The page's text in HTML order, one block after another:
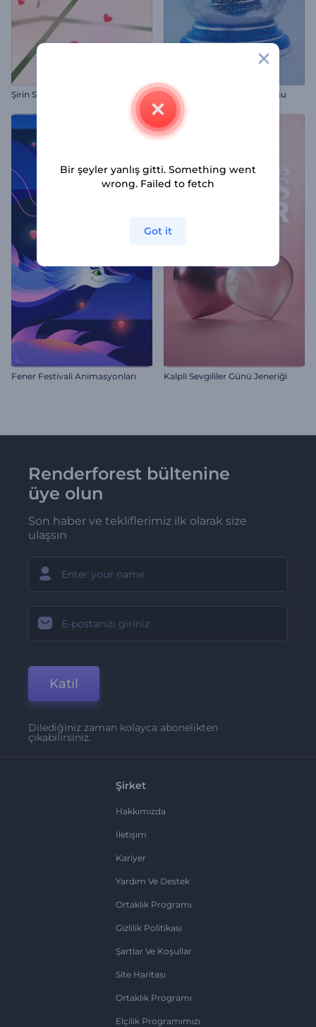
Şirin Sevgililer Günü Giriş Videosu Noel Kar Küresi Giriş Videosu
Fener Festivali Animasyonları Kalpli Sevgililer Günü Jeneriği
Renderforest bültenine
üye olun
Son haber ve tekliflerimiz ilk olarak size
ulaşsın
Katıl
Dilediğiniz zaman kolayca abonelikten
çıkabilirsiniz.
Şirket
Hakkımızda
İletişim
Kariyer
Yardım Ve Destek
Ortaklık Programı
Gizlilik Politikası
Şartlar Ve Koşullar
Site Haritası
Ortaklık Programı
Elçilik Programımızı
Bir şeyler yanlış gitti. Something went
wrong. Failed to fetch
Got it